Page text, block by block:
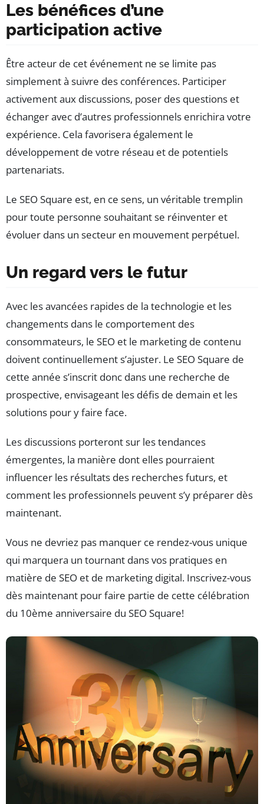
Les bénéfices d’une
participation active
Être acteur de cet événement ne se limite pas
simplement à suivre des conférences. Participer
activement aux discussions, poser des questions et
échanger avec d’autres professionnels enrichira votre
expérience. Cela favorisera également le
développement de votre réseau et de potentiels
partenariats.
Le SEO Square est, en ce sens, un véritable tremplin
pour toute personne souhaitant se réinventer et
évoluer dans un secteur en mouvement perpétuel.
Un regard vers le futur
Avec les avancées rapides de la technologie et les
changements dans le comportement des
consommateurs, le SEO et le marketing de contenu
doivent continuellement s’ajuster. Le SEO Square de
cette année s’inscrit donc dans une recherche de
prospective, envisageant les défis de demain et les
solutions pour y faire face.
Les discussions porteront sur les tendances
émergentes, la manière dont elles pourraient
influencer les résultats des recherches futurs, et
comment les professionnels peuvent s’y préparer dès
maintenant.
Vous ne devriez pas manquer ce rendez-vous unique
qui marquera un tournant dans vos pratiques en
matière de SEO et de marketing digital. Inscrivez-vous
dès maintenant pour faire partie de cette célébration
du 10ème anniversaire du SEO Square!